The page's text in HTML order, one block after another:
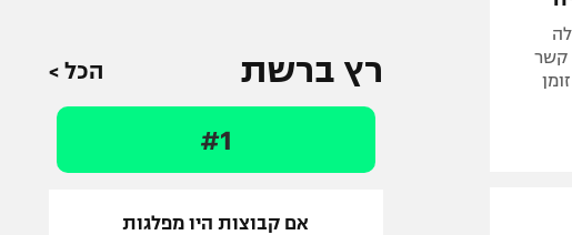
קשר
רץ ברשת הכל >
#1
אם קבוצות היו מפלגות